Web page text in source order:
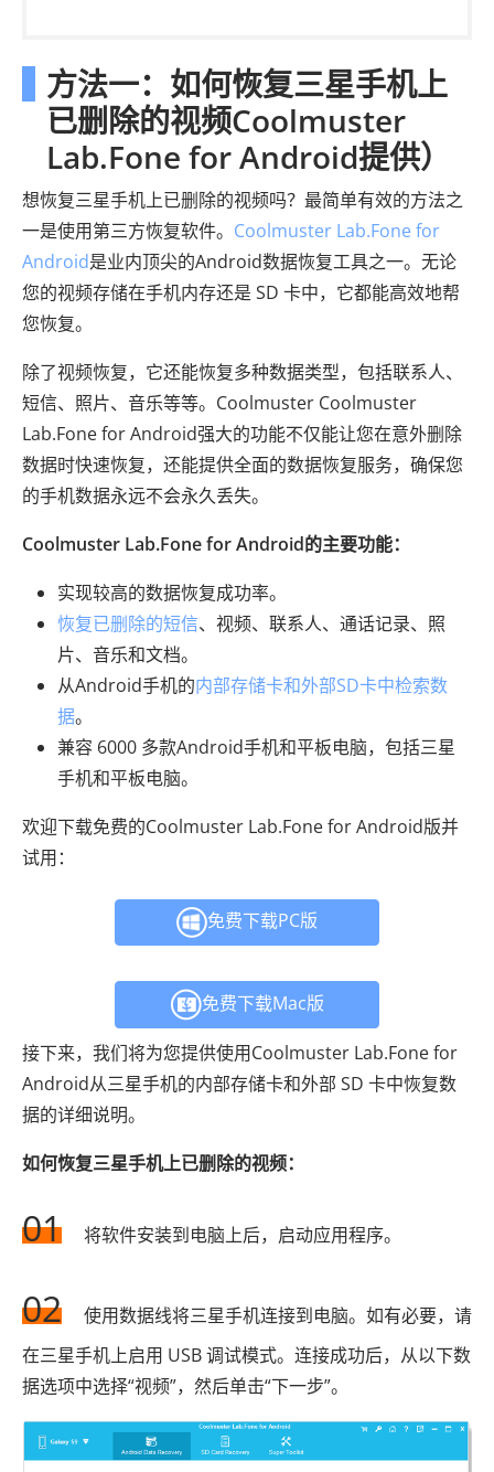
方法一：如何恢复三星手机上
已删除的视频Coolmuster
Lab.Fone for Android提供）
想恢复三星手机上已删除的视频吗？最简单有效的方法之
一是使用第三方恢复软件。 Coolmuster Lab.Fone for
Android是业内顶尖的Android数据恢复工具之一。无论
您的视频存储在手机内存还是 SD 卡中，它都能高效地帮
您恢复。
除了视频恢复，它还能恢复多种数据类型，包括联系人、
短信、照片、音乐等等。Coolmuster Coolmuster
Lab.Fone for Android强大的功能不仅能让您在意外删除
数据时快速恢复，还能提供全面的数据恢复服务，确保您
的手机数据永远不会永久丢失。
Coolmuster Lab.Fone for Android的主要功能：
实现较高的数据恢复成功率。
恢复已删除的短信、视频、联系人、通话记录、照
片、音乐和文档。
从Android手机的内部存储卡和外部SD卡中检索数
据。
兼容 6000 多款Android手机和平板电脑，包括三星
手机和平板电脑。
欢迎下载免费的Coolmuster Lab.Fone for Android版并
试用：
免费下载PC版
免费下载Mac版
接下来，我们将为您提供使用Coolmuster Lab.Fone for
Android从三星手机的内部存储卡和外部 SD 卡中恢复数
据的详细说明。
如何恢复三星手机上已删除的视频：
01 将软件安装到电脑上后，启动应用程序。
02
使用数据线将三星手机连接到电脑。如有必要，请
在三星手机上启用 USB 调试模式。连接成功后，从以下数
据选项中选择“视频”，然后单击“下一步”。